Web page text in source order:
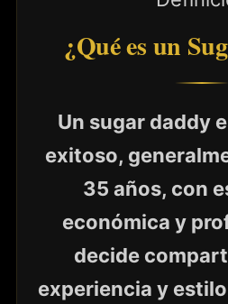
¿Qué es un
Un sugar daddy
exitoso,
35 años, con
económica y
decide
experiencia y